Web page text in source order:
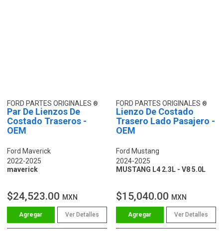
FORD PARTES ORIGINALES
Par De Lienzos De
Costado Traseros -
OEM
Ford Maverick
2022-2025
maverick
$24,523.00 MXN
Ver Detalles
FORD PARTES ORIGINALES
Lienzo De Costado
Trasero Lado Pasajero -
OEM
Ford Mustang
2024-2025
MUSTANG L4 2.3L - V8 5.0L
$15,040.00 MXN
Ver Detalles